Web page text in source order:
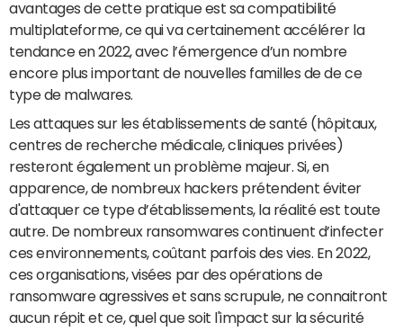
avantages de cette pratique est sa compatibilité
multiplateforme, ce qui va certainement accélérer la
tendance en 2022, avec l’émergence d’un nombre
encore plus important de nouvelles familles de de ce
type de malwares.
Les attaques sur les établissements de santé (hôpitaux,
centres de recherche médicale, cliniques privées)
resteront également un problème majeur. Si, en
apparence, de nombreux hackers prétendent éviter
d'attaquer ce type d’établissements, la réalité est toute
autre. De nombreux ransomwares continuent d’infecter
ces environnements, coûtant parfois des vies. En 2022,
ces organisations, visées par des opérations de
ransomware agressives et sans scrupule, ne connaitront
aucun répit et ce, quel que soit l'impact sur la sécurité